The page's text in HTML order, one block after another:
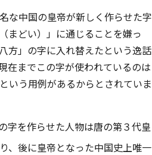
な中国の皇帝が新しく作らせた字
まどい）」に通じることを嫌っ
方」の字に入れ替えたという逸話
在までこの字が使われているのは
いう用例があるからとされていま
字を作らせた人物は唐の第３代皇
、後に皇帝となった中国史上唯一